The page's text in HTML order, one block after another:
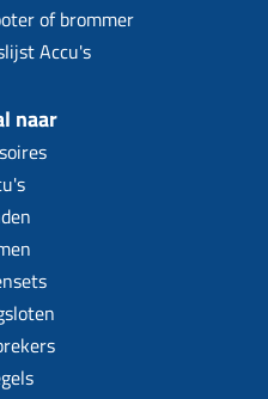
of brommer
Accu's
naar